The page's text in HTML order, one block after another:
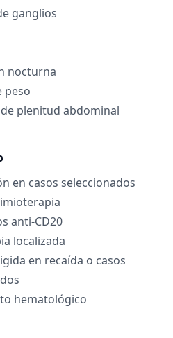
ganglios
nocturna
peso
plenitud abdominal
en casos seleccionados
anti-CD20
localizada
en recaída o casos
hematológico